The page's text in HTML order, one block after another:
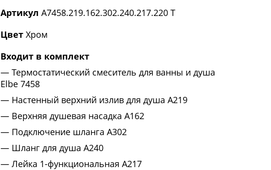
Артикул A7458.219.162.302.240.217.220 T
Цвет Хром
Входит в комплект
Термостатический смеситель для ванны и душа
Elbe 7458
Настенный верхний излив для душа A219
Верхняя душевая насадка A162
Подключение шланга A302
Шланг для душа A240
Лейка 1-функциональная A217